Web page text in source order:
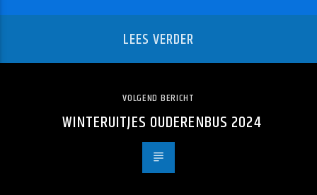
LEES VERDER
VOLGEND BERICHT
WINTERUITJES OUDERENBUS 2024